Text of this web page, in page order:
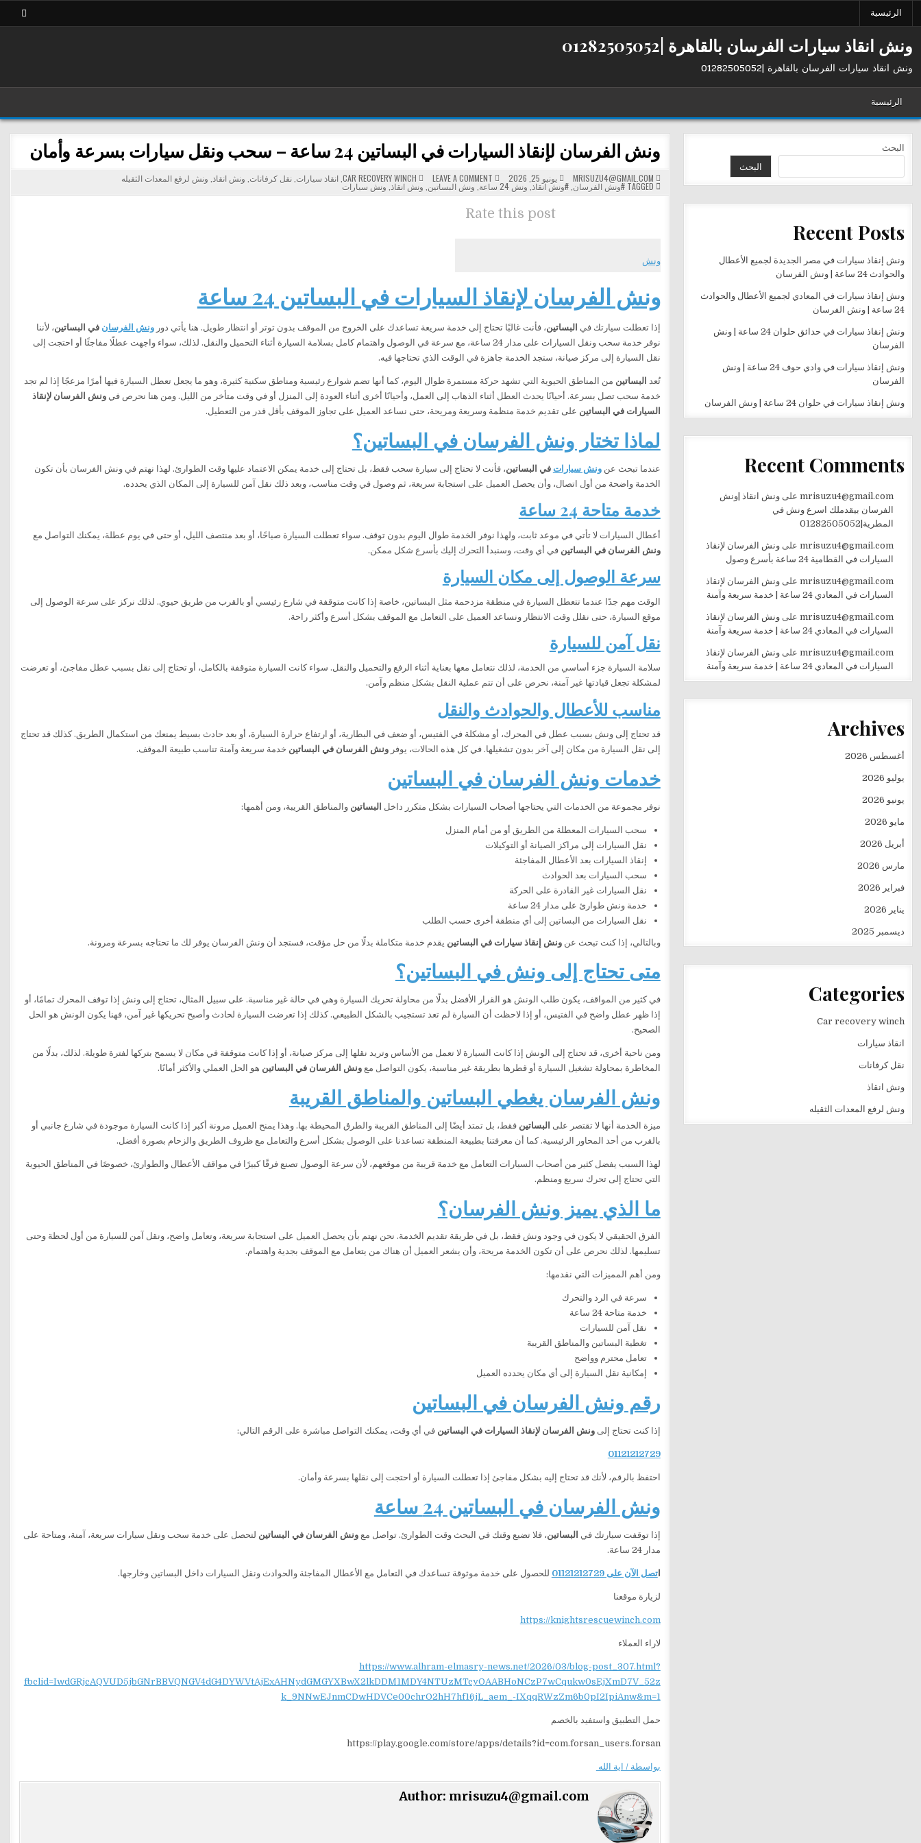
الرئيسية
ونش انقاذ سيارات الفرسان بالقاهرة |01282505052
ونش انقاذ سيارات الفرسان بالقاهرة |01282505052
الرئيسية
ونش الفرسان لإنقاذ السيارات في البساتين 24 ساعة – سحب ونقل سيارات بسرعة وأمان
MRISUZU4@GMAIL.COM يونيو 25, 2026 LEAVE A COMMENT
ON
ونش
الفرسان
POSTED
IN
CAR RECOVERY WINCH
,انقاذ سيارات ,نقل كرفانات ونش انقاذ ونش لرفع المعدات الثقيله
#ونش الفرسان ,#ونش انقاذ, ونش 24 ساعة ونش البساتين ونش انقاذ ونش سيارات
Rate this post
ونش
ونش الفرسان لإنقاذ السيارات في البساتين 24 ساعة
إذا تعطلت سيارتك في البساتين، فأنت غالبًا تحتاج إلى خدمة سريعة تساعدك على الخروج من الموقف بدون توتر أو انتظار طويل. هنا يأتي دورونش الفرسان في البساتين، لأننا
نوفر خدمة سحب ونقل السيارات على مدار 24 ساعة، مع سرعة في الوصول واهتمام كامل بسلامة السيارة أثناء التحميل والنقل. لذلك، سواء واجهت عطلًا مفاجئًا أو احتجت إلى
نقل السيارة إلى مركز صيانة، ستجد الخدمة جاهزة في الوقت الذي تحتاجها فيه.
تُعد البساتين من المناطق الحيوية التي تشهد حركة مستمرة طوال اليوم، كما أنها تضم شوارع رئيسية ومناطق سكنية كثيرة، وهو ما يجعل تعطل السيارة فيها أمرًا مزعجًا إذا لم تجد
خدمة سحب تصل بسرعة. أحيانًا يحدث العطل أثناء الذهاب إلى العمل، وأحيانًا أخرى أثناء العودة إلى المنزل أو في وقت متأخر من الليل. ومن هنا نحرص فيونش الفرسان لإنقاذ
السيارات في البساتين على تقديم خدمة منظمة وسريعة ومريحة، حتى نساعد العميل على تجاوز الموقف بأقل قدر من التعطيل.
لماذا تختار ونش الفرسان في البساتين؟
عندما تبحث عنونش سيارات في البساتين، فأنت لا تحتاج إلى سيارة سحب فقط، بل تحتاج إلى خدمة يمكن الاعتماد عليها وقت الطوارئ. لهذا نهتم في ونش الفرسان بأن تكون
الخدمة واضحة من أول اتصال، وأن يحصل العميل على استجابة سريعة، ثم وصول في وقت مناسب، وبعد ذلك نقل آمن للسيارة إلى المكان الذي يحدده.
خدمة متاحة 24 ساعة
أعطال السيارات لا تأتي في موعد ثابت، ولهذا نوفر الخدمة طوال اليوم بدون توقف. سواء تعطلت السيارة صباحًا، أو بعد منتصف الليل، أو حتى في يوم عطلة، يمكنك التواصل مع
ونش الفرسان في البساتين في أي وقت، وسنبدأ التحرك إليك بأسرع شكل ممكن.
سرعة الوصول إلى مكان السيارة
الوقت مهم جدًا عندما تتعطل السيارة في منطقة مزدحمة مثل البساتين، خاصة إذا كانت متوقفة في شارع رئيسي أو بالقرب من طريق حيوي. لذلك نركز على سرعة الوصول إلى
موقع السيارة، حتى نقلل وقت الانتظار ونساعد العميل على التعامل مع الموقف بشكل أسرع وأكثر راحة.
نقل آمن للسيارة
سلامة السيارة جزء أساسي من الخدمة، لذلك نتعامل معها بعناية أثناء الرفع والتحميل والنقل. سواء كانت السيارة متوقفة بالكامل، أو تحتاج إلى نقل بسبب عطل مفاجئ، أو تعرضت
لمشكلة تجعل قيادتها غير آمنة، نحرص على أن تتم عملية النقل بشكل منظم وآمن.
مناسب للأعطال والحوادث والنقل
قد تحتاج إلى ونش بسبب عطل في المحرك، أو مشكلة في الفتيس، أو ضعف في البطارية، أو ارتفاع حرارة السيارة، أو بعد حادث بسيط يمنعك من استكمال الطريق. كذلك قد تحتاج
إلى نقل السيارة من مكان إلى آخر بدون تشغيلها. في كل هذه الحالات، يوفرونش الفرسان في البساتين خدمة سريعة وآمنة تناسب طبيعة الموقف.
خدمات ونش الفرسان في البساتين
نوفر مجموعة من الخدمات التي يحتاجها أصحاب السيارات بشكل متكرر داخل البساتين والمناطق القريبة، ومن أهمها:
سحب السيارات المعطلة من الطريق أو من أمام المنزل
نقل السيارات إلى مراكز الصيانة أو التوكيلات
إنقاذ السيارات بعد الأعطال المفاجئة
سحب السيارات بعد الحوادث
نقل السيارات غير القادرة على الحركة
خدمة ونش طوارئ على مدار 24 ساعة
نقل السيارات من البساتين إلى أي منطقة أخرى حسب الطلب
وبالتالي، إذا كنت تبحث عنونش إنقاذ سيارات في البساتين يقدم خدمة متكاملة بدلًا من حل مؤقت، فستجد أن ونش الفرسان يوفر لك ما تحتاجه بسرعة ومرونة.
متى تحتاج إلى ونش في البساتين؟
في كثير من المواقف، يكون طلب الونش هو القرار الأفضل بدلًا من محاولة تحريك السيارة وهي في حالة غير مناسبة. على سبيل المثال، تحتاج إلى ونش إذا توقف المحرك تمامًا، أو
إذا ظهر عطل واضح في الفتيس، أو إذا لاحظت أن السيارة لم تعد تستجيب بالشكل الطبيعي. كذلك إذا تعرضت السيارة لحادث وأصبح تحريكها غير آمن، فهنا يكون الونش هو الحل
الصحيح.
ومن ناحية أخرى، قد تحتاج إلى الونش إذا كانت السيارة لا تعمل من الأساس وتريد نقلها إلى مركز صيانة، أو إذا كانت متوقفة في مكان لا يسمح بتركها لفترة طويلة. لذلك، بدلًا من
المخاطرة بمحاولة تشغيل السيارة أو قطرها بطريقة غير مناسبة، يكون التواصل معونش الفرسان في البساتين هو الحل العملي والأكثر أمانًا.
ونش الفرسان يغطي البساتين والمناطق القريبة
ميزة الخدمة أنها لا تقتصر على البساتين فقط، بل تمتد أيضًا إلى المناطق القريبة والطرق المحيطة بها. وهذا يمنح العميل مرونة أكبر إذا كانت السيارة موجودة في شارع جانبي أو
بالقرب من أحد المحاور الرئيسية. كما أن معرفتنا بطبيعة المنطقة تساعدنا على الوصول بشكل أسرع والتعامل مع ظروف الطريق والزحام بصورة أفضل.
لهذا السبب يفضل كثير من أصحاب السيارات التعامل مع خدمة قريبة من موقعهم، لأن سرعة الوصول تصنع فرقًا كبيرًا في مواقف الأعطال والطوارئ، خصوصًا في المناطق الحيوية
التي تحتاج إلى تحرك سريع ومنظم.
ما الذي يميز ونش الفرسان؟
الفرق الحقيقي لا يكون في وجود ونش فقط، بل في طريقة تقديم الخدمة. نحن نهتم بأن يحصل العميل على استجابة سريعة، وتعامل واضح، ونقل آمن للسيارة من أول لحظة وحتى
تسليمها. لذلك نحرص على أن تكون الخدمة مريحة، وأن يشعر العميل أن هناك من يتعامل مع الموقف بجدية واهتمام.
ومن أهم المميزات التي نقدمها:
سرعة في الرد والتحرك
خدمة متاحة 24 ساعة
نقل آمن للسيارات
تغطية البساتين والمناطق القريبة
تعامل محترم وواضح
إمكانية نقل السيارة إلى أي مكان يحدده العميل
رقم ونش الفرسان في البساتين
إذا كنت تحتاج إلىونش الفرسان لإنقاذ السيارات في البساتين في أي وقت، يمكنك التواصل مباشرة على الرقم التالي:
01121212729
احتفظ بالرقم، لأنك قد تحتاج إليه بشكل مفاجئ إذا تعطلت السيارة أو احتجت إلى نقلها بسرعة وأمان.
ونش الفرسان في البساتين 24 ساعة
إذا توقفت سيارتك في البساتين، فلا تضيع وقتك في البحث وقت الطوارئ. تواصل معونش الفرسان في البساتين لتحصل على خدمة سحب ونقل سيارات سريعة، آمنة، ومتاحة على
مدار 24 ساعة.
اتصل الآن على 01121212729 للحصول على خدمة موثوقة تساعدك في التعامل مع الأعطال المفاجئة والحوادث ونقل السيارات داخل البساتين وخارجها.
لزيارة موقعنا
https://knightsrescuewinch.com
لاراء العملاء
https://www.alhram-elmasry-news.net/2026/03/blog-post_307.html?
fbclid=IwdGRjcAQVUD5jbGNrBBVQNGV4dG4DYWVtAjExAHNydGMGYXBwX2lkDDM1MDY4NTUzMTcyOAABHoNCzP7wCqukw0sEjXmD7V_52z
k_9NNwEJnmCDwHDVCe00chrO2hH7hf16jL_aem_-IXqqRWzZm6b0pI2IpiAnw&m=1
حمل التطبيق واستفيد بالخصم
https://play.google.com/store/apps/details?id=com.forsan_users.forsan
بواسطة / اية الله
Author: mrisuzu4@gmail.com
البحث
البحث
Recent Posts
ونش إنقاذ سيارات في مصر الجديدة لجميع الأعطال
والحوادث 24 ساعة | ونش الفرسان
ونش إنقاذ سيارات في المعادي لجميع الأعطال والحوادث
24 ساعة | ونش الفرسان
ونش إنقاذ سيارات في حدائق حلوان 24 ساعة | ونش
الفرسان
ونش إنقاذ سيارات في وادي حوف 24 ساعة | ونش
الفرسان
ونش إنقاذ سيارات في حلوان 24 ساعة | ونش الفرسان
Recent Comments
mrisuzu4@gmail.comعلى ونش انقاذ |ونش
الفرسان بيقدملك اسرع ونش في
المطرية|01282505052
mrisuzu4@gmail.comعلى ونش الفرسان لإنقاذ
السيارات في القطامية 24 ساعة بأسرع وصول
mrisuzu4@gmail.comعلى ونش الفرسان لإنقاذ
السيارات في المعادي 24 ساعة | خدمة سريعة وآمنة
mrisuzu4@gmail.comعلى ونش الفرسان لإنقاذ
السيارات في المعادي 24 ساعة | خدمة سريعة وآمنة
mrisuzu4@gmail.comعلى ونش الفرسان لإنقاذ
السيارات في المعادي 24 ساعة | خدمة سريعة وآمنة
Archives
أغسطس 2026
يوليو 2026
يونيو 2026
مايو 2026
أبريل 2026
مارس 2026
فبراير 2026
يناير 2026
ديسمبر 2025
Categories
Car recovery winch
انقاذ سيارات
نقل كرفانات
ونش انقاذ
ونش لرفع المعدات الثقيله